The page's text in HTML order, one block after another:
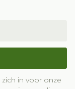
in voor onze